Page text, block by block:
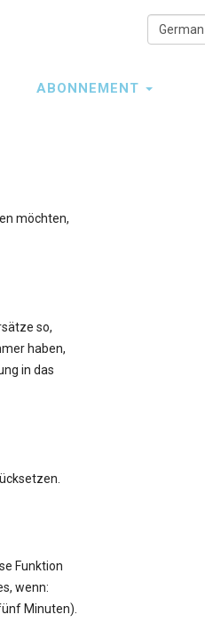
Select
your
ABONNEMENT
möchten,
so,
haben,
in das
Funktion
wenn:
Minuten).